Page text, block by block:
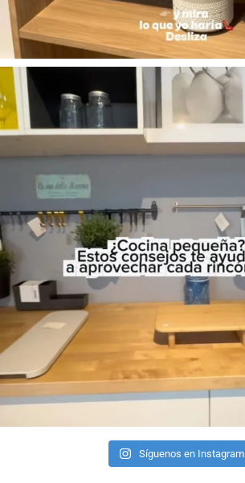
Síguenos en Instagram